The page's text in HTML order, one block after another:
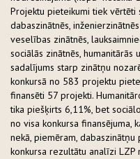
Projektu pieteikumi tiek vērtēti
dabaszinātnēs,
veselības zinātnēs,
sociālās zinātnēs, humanitārās
sadalījums starp zinātņu
konkursā no 583 projektu
finansēti 57 projekti.
tika piešķirts 6,11%, bet
no visa konkursa finansējuma,
nekā, piemēram,
konkursa rezultātu analīzi LZP